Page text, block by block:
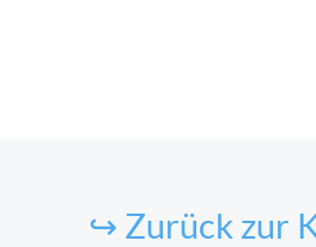
↪ Zurück zur